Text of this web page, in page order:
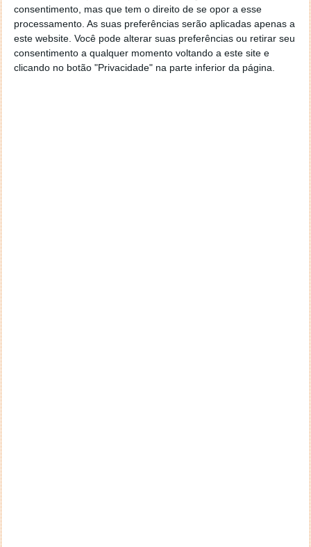
consentimento, mas que tem o direito de se opor a esse
processamento. As suas preferências serão aplicadas apenas a
este website. Você pode alterar suas preferências ou retirar seu
consentimento a qualquer momento voltando a este site e
clicando no botão "Privacidade" na parte inferior da página.